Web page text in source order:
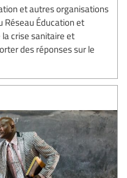
et autres organisations
Réseau Éducation et
crise sanitaire et
des réponses sur le